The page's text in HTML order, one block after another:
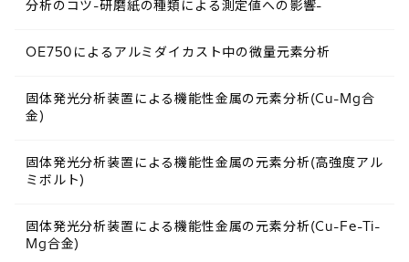
分析のコツ-研磨紙の種類による測定値への影響-
OE750によるアルミダイカスト中の微量元素分析
固体発光分析装置による機能性金属の元素分析(Cu-Mg合
金)
固体発光分析装置による機能性金属の元素分析(高強度アル
ミボルト)
固体発光分析装置による機能性金属の元素分析(Cu-Fe-Ti-
Mg合金)